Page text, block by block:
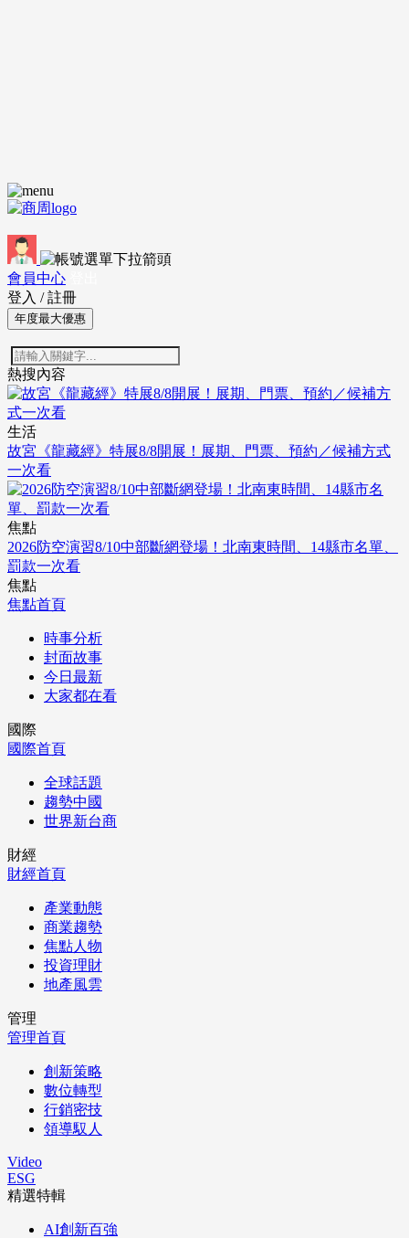
會員中心
登入 / 註冊
年度最大優惠
熱搜內容
生活
故宮《龍藏經》特展8/8開展！展期、門票、預約／候補方式
一次看
焦點
2026防空演習8/10中部斷網登場！北南東時間、14縣市名單、
罰款一次看
焦點
焦點首頁
時事分析
封面故事
今日最新
大家都在看
國際
國際首頁
全球話題
趨勢中國
世界新台商
財經
財經首頁
產業動態
商業趨勢
焦點人物
投資理財
地產風雲
管理
管理首頁
創新策略
數位轉型
行銷密技
領導馭人
Video
ESG
精選特輯
AI創新百強